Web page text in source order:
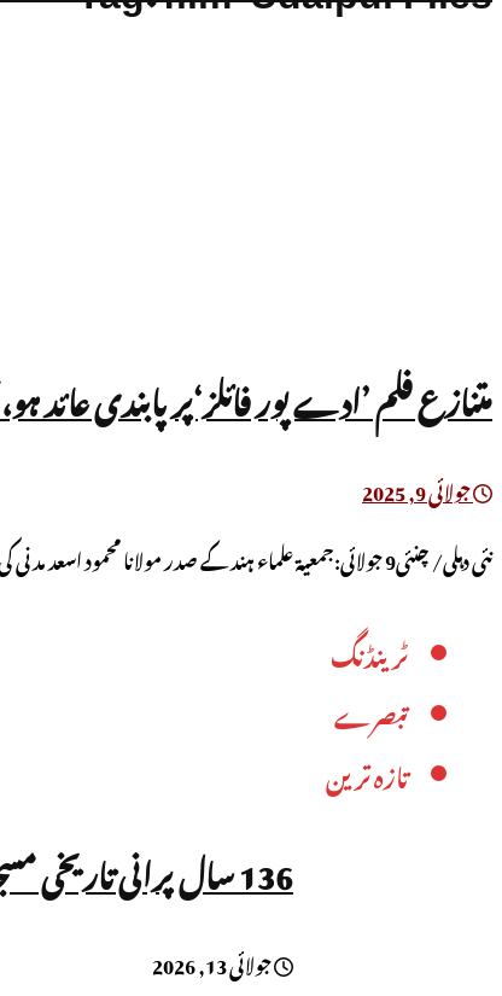
متنازع فلم ’ادے پور فائلز‘پر پابندی عائد
جولائی 9, 2025
نئی دہلی/ چنئی9 جولائی:جمعیۃ علماء ہند کے صدر مولانا محمود اسعد مدنی کی ہدایت اور دارالعلوم دیوبند کے مہتمم مولانا ...
ٹرینڈنگ
تبصرے
تازہ ترین
136 سال پرانی تاریخی مسجد میں داخلہ بند، نماز پر بھی پابندی!
جولائی 13, 2026